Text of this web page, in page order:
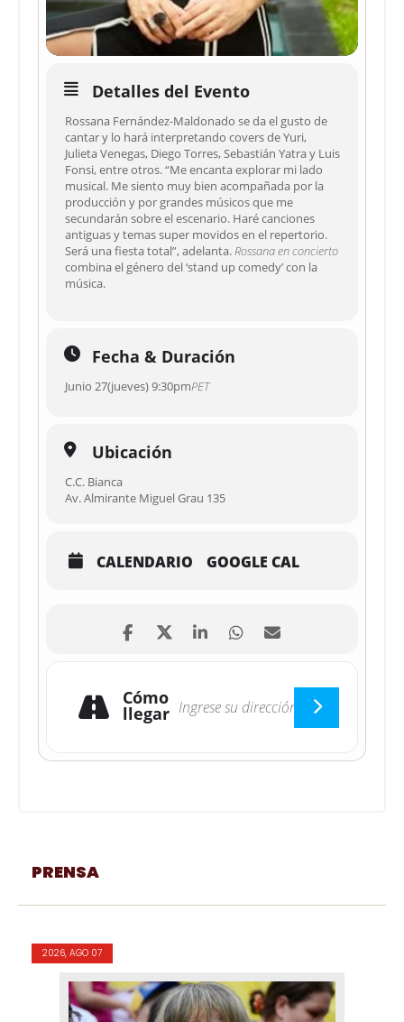
Detalles del Evento
Rossana Fernández-Maldonado se da el gusto de
cantar y lo hará interpretando covers de Yuri,
Julieta Venegas, Diego Torres, Sebastián Yatra y Luis
Fonsi, entre otros. “Me encanta explorar mi lado
musical. Me siento muy bien acompañada por la
producción y por grandes músicos que me
secundarán sobre el escenario. Haré canciones
antiguas y temas super movidos en el repertorio.
Será una fiesta total”, adelanta.Rossana en concierto
combina el género del ‘stand up comedy’ con la
música.
Fecha & Duración
Junio 27(jueves) 9:30pmPET
Ubicación
C.C. Bianca
Av. Almirante Miguel Grau 135
CALENDARIO GOOGLE CAL
Cómo
llegar
PRENSA
2026, AGO 07